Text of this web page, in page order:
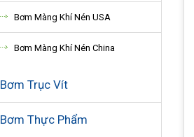
Bơm Màng Khí Nén USA
Bơm Màng Khí Nén China
Bơm Trục Vít
Bơm Thực Phẩm